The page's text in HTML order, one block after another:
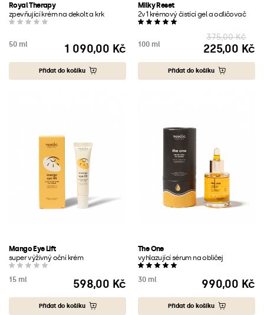
Royal Therapy
zpevňující krém na dekolt a krk
50 ml
Cena
1 090,00 Kč
Přidat do košíku
Milky Reset
2v1 krémový čistící gel a odličovač
100 ml
375,00 Kč
Cena
225,00 Kč
Přidat do košíku
Mango Eye Lift
super výživný oční krém
15 ml
Cena
598,00 Kč
Přidat do košíku
The One
vyhlazující sérum na obličej
30 ml
Cena
990,00 Kč
Přidat do košíku